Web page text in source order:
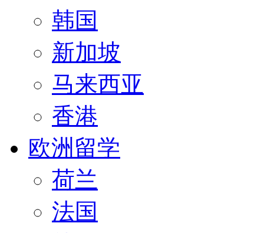
韩国
新加坡
马来西亚
香港
欧洲留学
荷兰
法国